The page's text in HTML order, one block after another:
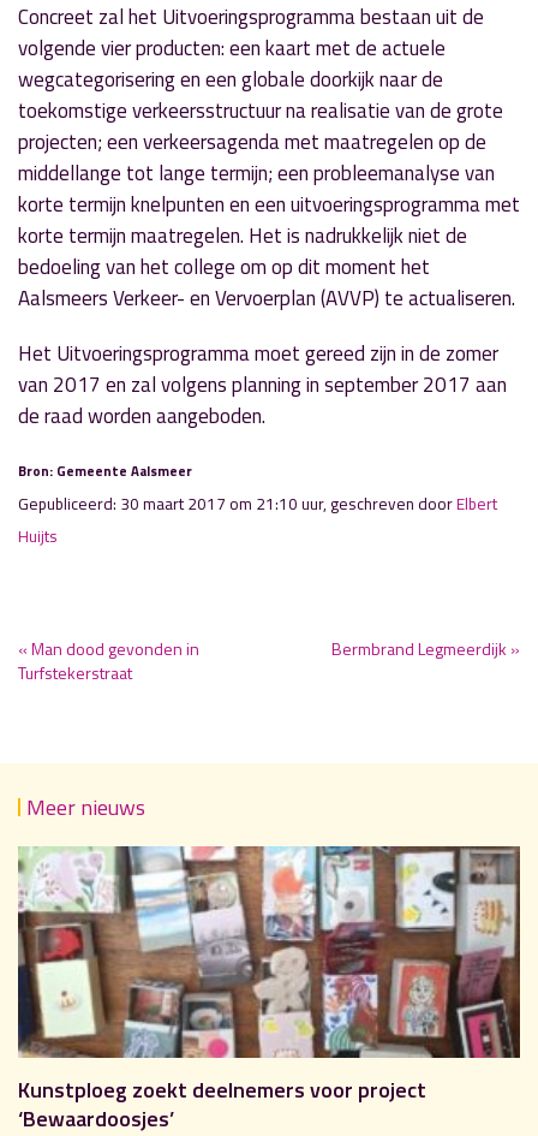
Concreet zal het Uitvoeringsprogramma bestaan uit de
volgende vier producten: een kaart met de actuele
wegcategorisering en een globale doorkijk naar de
toekomstige verkeersstructuur na realisatie van de grote
projecten; een verkeersagenda met maatregelen op de
middellange tot lange termijn; een probleemanalyse van
korte termijn knelpunten en een uitvoeringsprogramma met
korte termijn maatregelen. Het is nadrukkelijk niet de
bedoeling van het college om op dit moment het
Aalsmeers Verkeer- en Vervoerplan (AVVP) te actualiseren.
Het Uitvoeringsprogramma moet gereed zijn in de zomer
van 2017 en zal volgens planning in september 2017 aan
de raad worden aangeboden.
Bron: Gemeente Aalsmeer
Gepubliceerd: 30 maart 2017 om 21:10 uur, geschreven doorElbert
Huijts
« Man dood gevonden in
Turfstekerstraat
Bermbrand Legmeerdijk »
Meer nieuws
Kunstploeg zoekt deelnemers voor project
‘Bewaardoosjes’